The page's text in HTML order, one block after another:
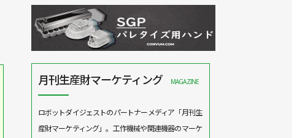
月刊生産財マーケティング MAGAZINE
ロボットダイジェストのパートナーメディア「月刊生
産財マーケティング」。工作機械や関連機器のマーケ